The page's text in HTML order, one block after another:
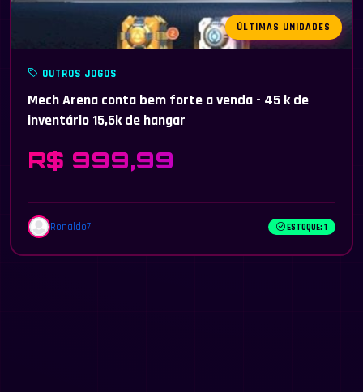
ÚLTIMAS UNIDADES
OUTROS JOGOS
Mech Arena conta bem forte a venda - 45 k de
inventário 15,5k de hangar
R$ 999,99
Ronaldo7 ESTOQUE: 1